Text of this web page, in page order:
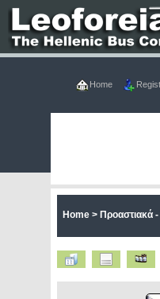
Home
Home> Προαστιακά